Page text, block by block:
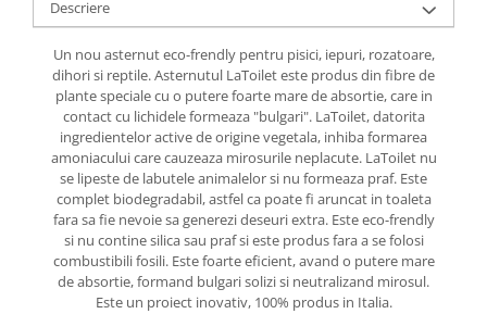
Descriere
Un nou asternut eco-frendly pentru pisici, iepuri, rozatoare,
dihori si reptile. Asternutul LaToilet este produs din fibre de
plante speciale cu o putere foarte mare de absortie, care in
contact cu lichidele formeaza "bulgari". LaToilet, datorita
ingredientelor active de origine vegetala, inhiba formarea
amoniacului care cauzeaza mirosurile neplacute. LaToilet nu
se lipeste de labutele animalelor si nu formeaza praf. Este
complet biodegradabil, astfel ca poate fi aruncat in toaleta
fara sa fie nevoie sa generezi deseuri extra. Este eco-frendly
si nu contine silica sau praf si este produs fara a se folosi
combustibili fosili. Este foarte eficient, avand o putere mare
de absortie, formand bulgari solizi si neutralizand mirosul.
Este un proiect inovativ, 100% produs in Italia.